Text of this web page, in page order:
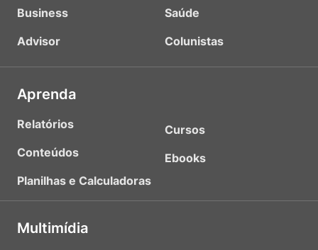
Business
Advisor
Saúde
Colunistas
Aprenda
Relatórios
Conteúdos
Planilhas e Calculadoras
Cursos
Ebooks
Multimídia